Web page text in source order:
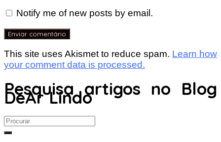
Notify me of new posts by email.
This site uses Akismet to reduce spam. Learn how
your comment data is processed.
Pesquisa artigos no Blog
DeAr Lindo
Search
for: